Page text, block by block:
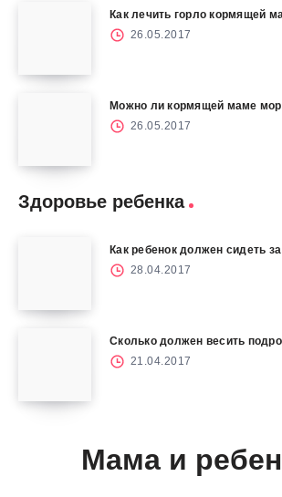
Как лечить горло кормящей
26.05.2017
Можно ли кормящей маме
26.05.2017
Здоровье ребенка
Как ребенок должен сидеть
28.04.2017
Сколько должен весить
21.04.2017
Мама и